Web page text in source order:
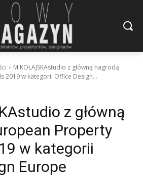
MIKOŁAJSKAstudio z główną nagrodą
2019 w kategorii Office Design...
z główną
Property
w kategorii
Europe